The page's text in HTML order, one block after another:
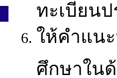
ทะเบียน
ให้คำแน
ศึกษาใน